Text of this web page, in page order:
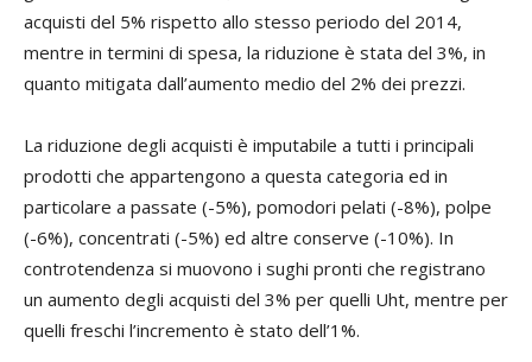
acquisti del 5% rispetto allo stesso periodo del 2014,
mentre in termini di spesa, la riduzione è stata del 3%, in
quanto mitigata dall’aumento medio del 2% dei prezzi.
La riduzione degli acquisti è imputabile a tutti i principali
prodotti che appartengono a questa categoria ed in
particolare a passate (-5%), pomodori pelati (-8%), polpe
(-6%), concentrati (-5%) ed altre conserve (-10%). In
controtendenza si muovono i sughi pronti che registrano
un aumento degli acquisti del 3% per quelli Uht, mentre per
quelli freschi l’incremento è stato dell’1%.